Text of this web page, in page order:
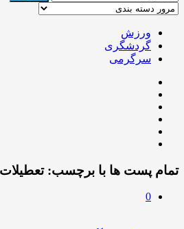
ورزش
گردشگری
سرگرمی
تمام پست ها با برچسب:
0